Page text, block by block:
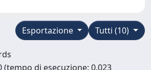
Tutti (10)
Esportazione
(tempo di esecuzione: 0.023